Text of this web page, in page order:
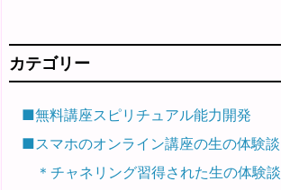
カテゴリー
■無料講座スピリチュアル能力開発
■スマホのオンライン講座の生の体験談
＊チャネリング習得された生の体験談